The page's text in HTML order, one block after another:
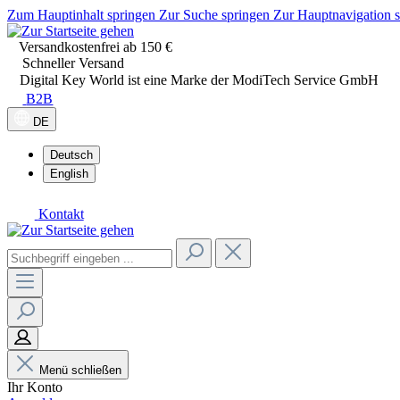
Zum Hauptinhalt springen Zur Suche springen Zur Hauptnavigation
Versandkostenfrei ab 150 €
Schneller Versand
Digital Key World ist eine Marke der ModiTech Service GmbH
B2B
DE
Deutsch
English
Kontakt
Menü schließen
Ihr Konto